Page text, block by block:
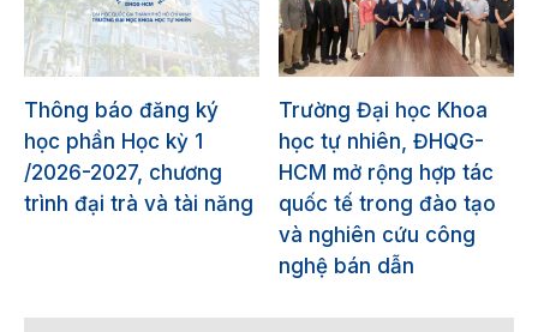
Thông báo đăng ký
học phần Học kỳ 1
/2026-2027, chương
trình đại trà và tài năng
Trường Đại học Khoa
học tự nhiên, ĐHQG-
HCM mở rộng hợp tác
quốc tế trong đào tạo
và nghiên cứu công
nghệ bán dẫn